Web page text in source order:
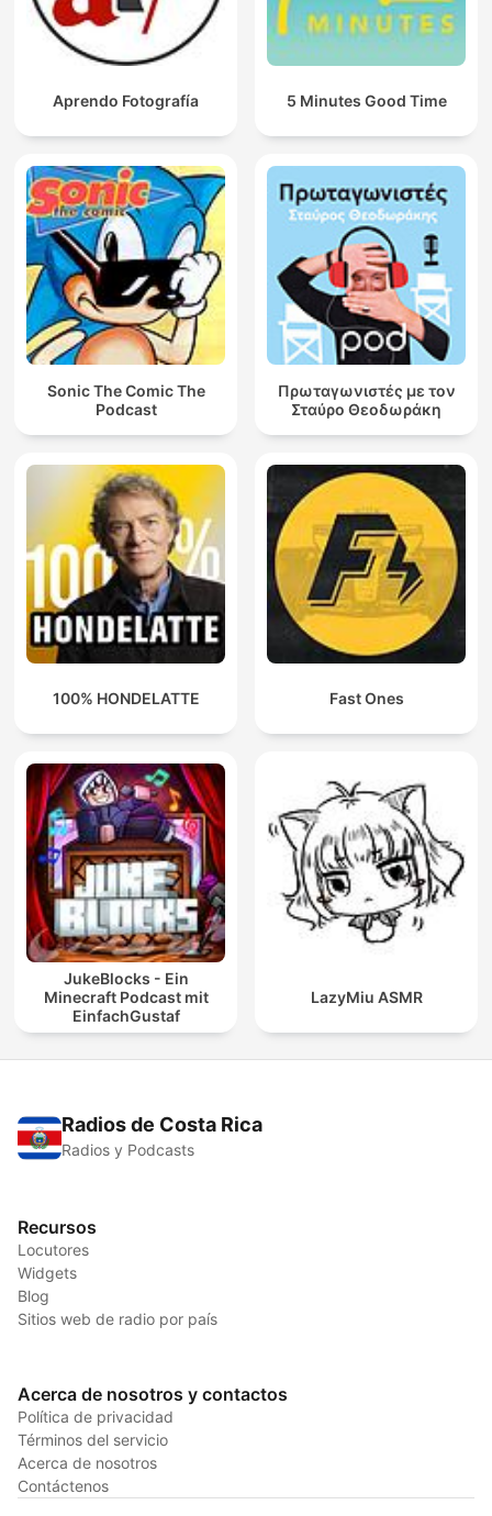
Aprendo Fotografía 5 Minutes Good Time
Sonic The Comic The
Podcast
Πρωταγωνιστές με τον
Σταύρο Θεοδωράκη
100% HONDELATTE Fast Ones
JukeBlocks - Ein
Minecraft Podcast mit
EinfachGustaf
LazyMiu ASMR
Radios de Costa Rica
Radios y Podcasts
Recursos
Locutores
Widgets
Blog
Sitios web de radio por país
Acerca de nosotros y contactos
Política de privacidad
Términos del servicio
Acerca de nosotros
Contáctenos